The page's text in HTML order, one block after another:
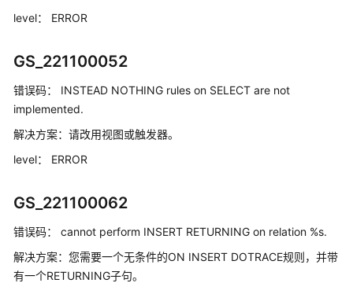
指
参
考
参
景
代
level：
ERROR
GS_221100052
错误码：
INSTEAD NOTHING rules on SELECT are not
implemented.
解决方案： 请改用视图或触发器。
level：
ERROR
GS_221100062
错误码：
cannot perform INSERT RETURNING on relation %s.
解决方案： 您需要一个无条件的ON INSERT DOTRACE规则，并带
有一个RETURNING子句。